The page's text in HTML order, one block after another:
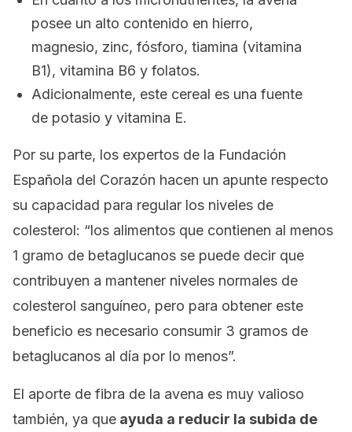
posee un alto contenido en hierro,
magnesio, zinc, fósforo, tiamina (vitamina
B1), vitamina B6 y folatos.
Adicionalmente, este cereal es una fuente
de potasio y vitamina E.
Por su parte, los expertos de la Fundación
Española del Corazón hacen un apunte respecto
su capacidad para regular los niveles de
colesterol: “los alimentos que contienen al menos
1 gramo de betaglucanos se puede decir que
contribuyen a mantener niveles normales de
colesterol sanguíneo, pero para obtener este
beneficio es necesario consumir 3 gramos de
betaglucanos al día por lo menos”.
El aporte de fibra de la avena es muy valioso
también, ya que ayuda a reducir la subida de